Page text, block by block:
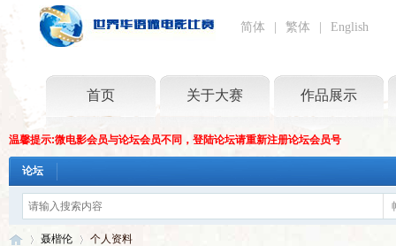
简体 繁体 English
首页 关于大赛 作品展示
温馨提示:微电影会员与论坛会员不同，登陆论坛请重新注册论坛会员号
论坛
聂楷伦 个人资料